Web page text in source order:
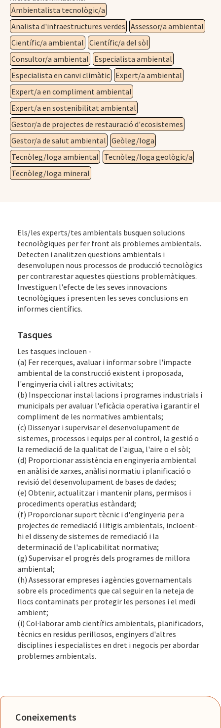
Ambientalista tecnològic/a
Analista d'infraestructures verdes Assessor/a ambiental
Científic/a ambiental Científic/a del sòl
Consultor/a ambiental
Especialista ambiental
Especialista en canvi climàtic Expert/a ambiental
Expert/a en compliment ambiental
Expert/a en sostenibilitat ambiental
Gestor/a de projectes de restauració d'ecosistemes
Gestor/a de salut ambiental Geòleg/loga
Tecnòleg/loga ambiental
Tecnòleg/loga geològic/a
Tecnòleg/loga mineral
Els/les experts/tes ambientals busquen solucions
tecnològiques per fer front als problemes ambientals.
Detecten i analitzen qüestions ambientals i
desenvolupen nous processos de producció tecnològics
per contrarestar aquestes qüestions problemàtiques.
Investiguen l'efecte de les seves innovacions
tecnològiques i presenten les seves conclusions en
informes científics.
Tasques
Les tasques inclouen -
(a) Fer recerques, avaluar i informar sobre l'impacte
ambiental de la construcció existent i proposada,
l'enginyeria civil i altres activitats;
(b) Inspeccionar instal·lacions i programes industrials i
municipals per avaluar l'eficàcia operativa i garantir el
compliment de les normatives ambientals;
(c) Dissenyar i supervisar el desenvolupament de
sistemes, processos i equips per al control, la gestió o
la remediació de la qualitat de l'aigua, l'aire o el sòl;
(d) Proporcionar assistència en enginyeria ambiental
en anàlisi de xarxes, anàlisi normatiu i planificació o
revisió del desenvolupament de bases de dades;
(e) Obtenir, actualitzar i mantenir plans, permisos i
procediments operatius estàndard;
(f) Proporcionar suport tècnic i d'enginyeria per a
projectes de remediació i litigis ambientals, incloent-
hi el disseny de sistemes de remediació i la
determinació de l'aplicabilitat normativa;
(g) Supervisar el progrés dels programes de millora
ambiental;
(h) Assessorar empreses i agències governamentals
sobre els procediments que cal seguir en la neteja de
llocs contaminats per protegir les persones i el medi
ambient;
(i) Col·laborar amb científics ambientals, planificadors,
tècnics en residus perillosos, enginyers d'altres
disciplines i especialistes en dret i negocis per abordar
problemes ambientals.
Coneixements